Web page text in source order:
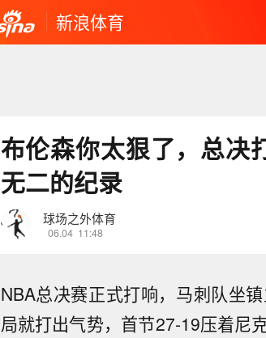
新浪体育
布伦森你太狠了，总决
无二的纪录
球场之外体育
06.04 11:48
NBA总决赛正式打响，马刺队坐
局就打出气势，首节27-19压着尼